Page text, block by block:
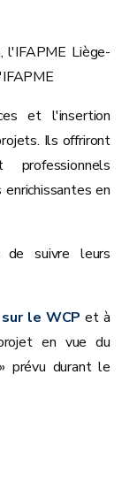
l'IFAPME Liège-
et l'insertion
Ils offriront
en
suivre leurs
le WCP et à
en vue du
prévu durant le